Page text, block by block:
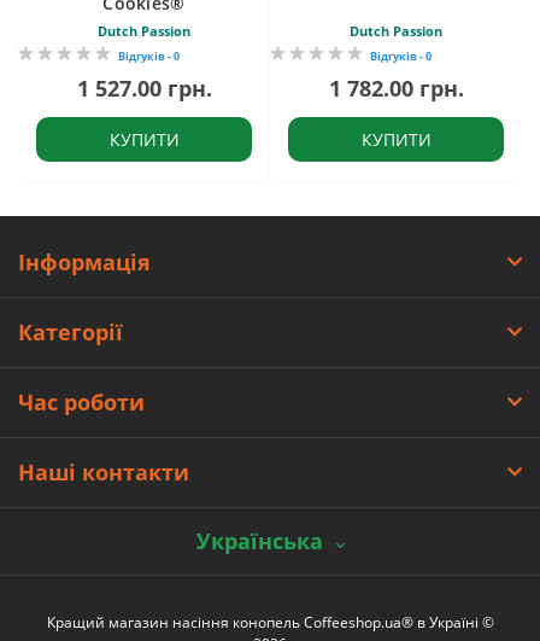
Dutch Passion
Відгуків - 0
1 527.00 грн.
КУПИТИ
Dutch Passion
Відгуків - 0
1 782.00 грн.
КУПИТИ
Інформація
Категорії
Час роботи
Наші контакти
Українська
Кращий магазин насіння конопель Coffeeshop.ua® в Україні ©